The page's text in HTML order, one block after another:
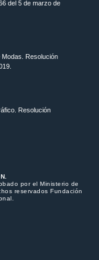
del 5 de marzo de
Resolución
Resolución
por el Ministerio de
reservados Fundación